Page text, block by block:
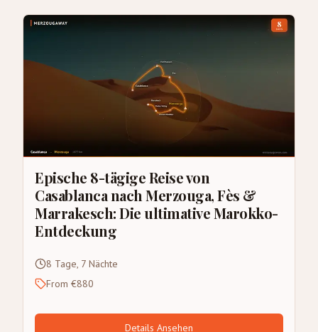
Epische 8-tägige Reise von
Casablanca nach Merzouga, Fès &
Marrakesch: Die ultimative Marokko-
Entdeckung
8 Tage, 7 Nächte
From €880
Details Ansehen